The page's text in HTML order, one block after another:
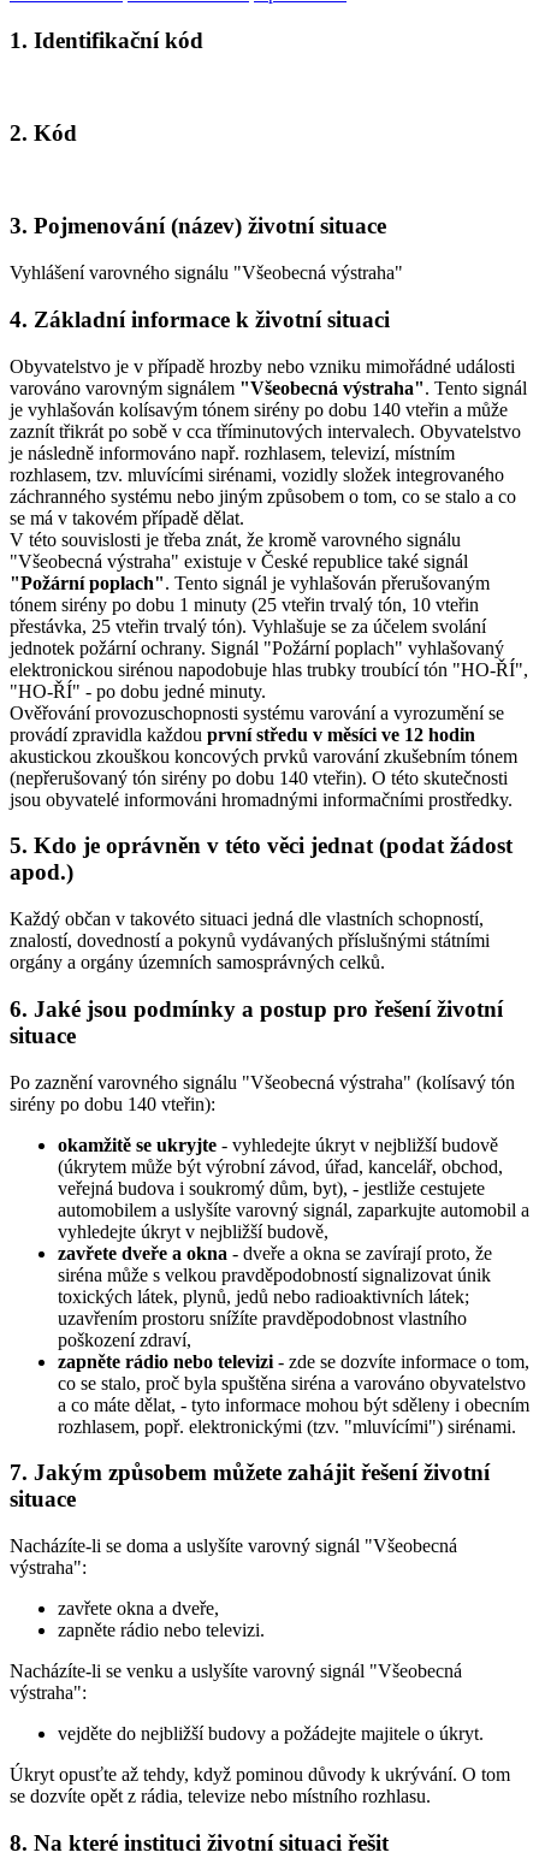
1. Identifikační kód
2. Kód
3. Pojmenování (název) životní situace
Vyhlášení varovného signálu "Všeobecná výstraha"
4. Základní informace k životní situaci
Obyvatelstvo je v případě hrozby nebo vzniku mimořádné události
varováno varovným signálem "Všeobecná výstraha". Tento signál
je vyhlašován kolísavým tónem sirény po dobu 140 vteřin a může
zaznít třikrát po sobě v cca tříminutových intervalech. Obyvatelstvo
je následně informováno např. rozhlasem, televizí, místním
rozhlasem, tzv. mluvícími sirénami, vozidly složek integrovaného
záchranného systému nebo jiným způsobem o tom, co se stalo a co
se má v takovém případě dělat.
V této souvislosti je třeba znát, že kromě varovného signálu
"Všeobecná výstraha" existuje v České republice také signál
"Požární poplach". Tento signál je vyhlašován přerušovaným
tónem sirény po dobu 1 minuty (25 vteřin trvalý tón, 10 vteřin
přestávka, 25 vteřin trvalý tón). Vyhlašuje se za účelem svolání
jednotek požární ochrany. Signál "Požární poplach" vyhlašovaný
elektronickou sirénou napodobuje hlas trubky troubící tón "HO-ŘÍ",
"HO-ŘÍ" - po dobu jedné minuty.
Ověřování provozuschopnosti systému varování a vyrozumění se
provádí zpravidla každou první středu v měsíci ve 12 hodin
akustickou zkouškou koncových prvků varování zkušebním tónem
(nepřerušovaný tón sirény po dobu 140 vteřin). O této skutečnosti
jsou obyvatelé informováni hromadnými informačními prostředky.
5. Kdo je oprávněn v této věci jednat (podat žádost
apod.)
Každý občan v takovéto situaci jedná dle vlastních schopností,
znalostí, dovedností a pokynů vydávaných příslušnými státními
orgány a orgány územních samosprávných celků.
6. Jaké jsou podmínky a postup pro řešení životní
situace
Po zaznění varovného signálu "Všeobecná výstraha" (kolísavý tón
sirény po dobu 140 vteřin):
okamžitě se ukryjte - vyhledejte úkryt v nejbližší budově
(úkrytem může být výrobní závod, úřad, kancelář, obchod,
veřejná budova i soukromý dům, byt), - jestliže cestujete
automobilem a uslyšíte varovný signál, zaparkujte automobil a
vyhledejte úkryt v nejbližší budově,
zavřete dveře a okna - dveře a okna se zavírají proto, že
siréna může s velkou pravděpodobností signalizovat únik
toxických látek, plynů, jedů nebo radioaktivních látek;
uzavřením prostoru snížíte pravděpodobnost vlastního
poškození zdraví,
zapněte rádio nebo televizi - zde se dozvíte informace o tom,
co se stalo, proč byla spuštěna siréna a varováno obyvatelstvo
a co máte dělat, - tyto informace mohou být sděleny i obecním
rozhlasem, popř. elektronickými (tzv. "mluvícími") sirénami.
7. Jakým způsobem můžete zahájit řešení životní
situace
Nacházíte-li se doma a uslyšíte varovný signál "Všeobecná
výstraha":
zavřete okna a dveře,
zapněte rádio nebo televizi.
Nacházíte-li se venku a uslyšíte varovný signál "Všeobecná
výstraha":
vejděte do nejbližší budovy a požádejte majitele o úkryt.
Úkryt opusťte až tehdy, když pominou důvody k ukrývání. O tom
se dozvíte opět z rádia, televize nebo místního rozhlasu.
8. Na které instituci životní situaci řešit